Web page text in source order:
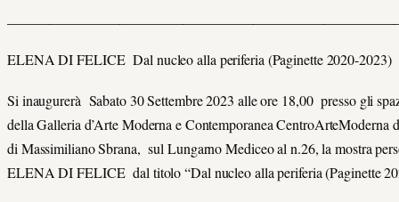
ELENA DI FELICE Dal nucleo alla periferia (Paginette 2020-2023)
Si inaugurerà Sabato 30 Settembre 2023 alle ore 18,00 presso gli
della Galleria d’Arte Moderna e Contemporanea CentroArteModerna
di Massimiliano Sbrana, sul Lungarno Mediceo al n.26, la mostra
ELENA DI FELICE dal titolo “Dal nucleo alla periferia (Paginette